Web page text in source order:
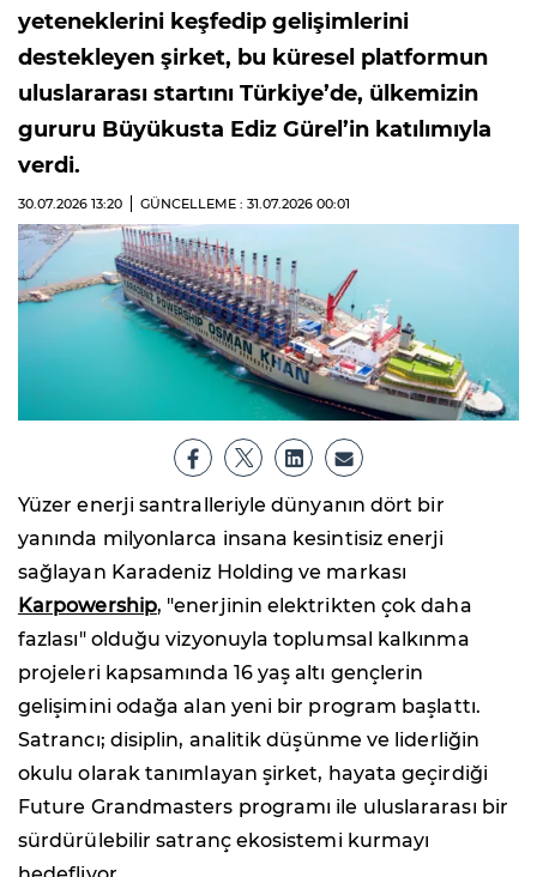
yeteneklerini keşfedip gelişimlerini
destekleyen şirket, bu küresel platformun
uluslararası startını Türkiye’de, ülkemizin
gururu Büyükusta Ediz Gürel’in katılımıyla
verdi.
30.07.2026 13:20 GÜNCELLEME : 31.07.2026 00:01
Yüzer enerji santralleriyle dünyanın dört bir
yanında milyonlarca insana kesintisiz enerji
sağlayan Karadeniz Holding ve markası
Karpowership, "enerjinin elektrikten çok daha
fazlası" olduğu vizyonuyla toplumsal kalkınma
projeleri kapsamında 16 yaş altı gençlerin
gelişimini odağa alan yeni bir program başlattı.
Satrancı; disiplin, analitik düşünme ve liderliğin
okulu olarak tanımlayan şirket, hayata geçirdiği
Future Grandmasters programı ile uluslararası bir
sürdürülebilir satranç ekosistemi kurmayı